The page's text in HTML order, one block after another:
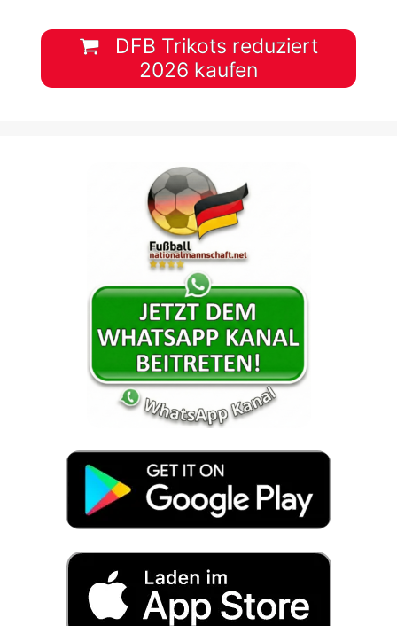
DFB Trikots reduziert
2026 kaufen